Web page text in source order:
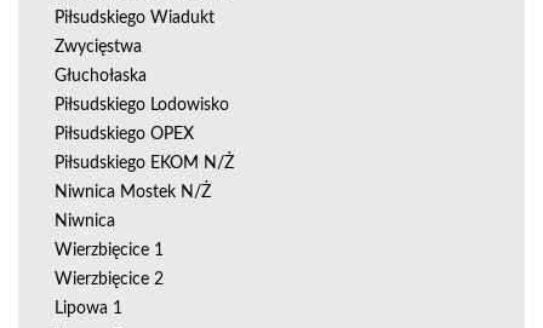
Piłsudskiego Wiadukt
Zwycięstwa
Głuchołaska
Piłsudskiego Lodowisko
Piłsudskiego OPEX
Piłsudskiego EKOM N/Ż
Niwnica Mostek N/Ż
Niwnica
Wierzbięcice 1
Wierzbięcice 2
Lipowa 1